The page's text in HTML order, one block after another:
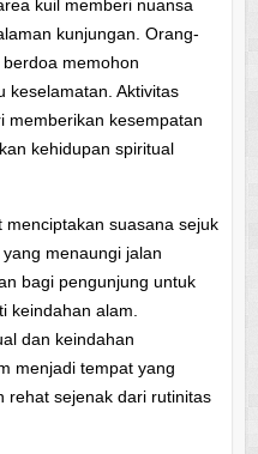
kuil memberi nuansa
kunjungan. Orang-
memohon
keselamatan. Aktivitas
memberikan kesempatan
kehidupan spiritual
suasana sejuk
menaungi jalan
bagi pengunjung untuk
keindahan alam.
dan keindahan
menjadi tempat yang
rehat sejenak dari rutinitas